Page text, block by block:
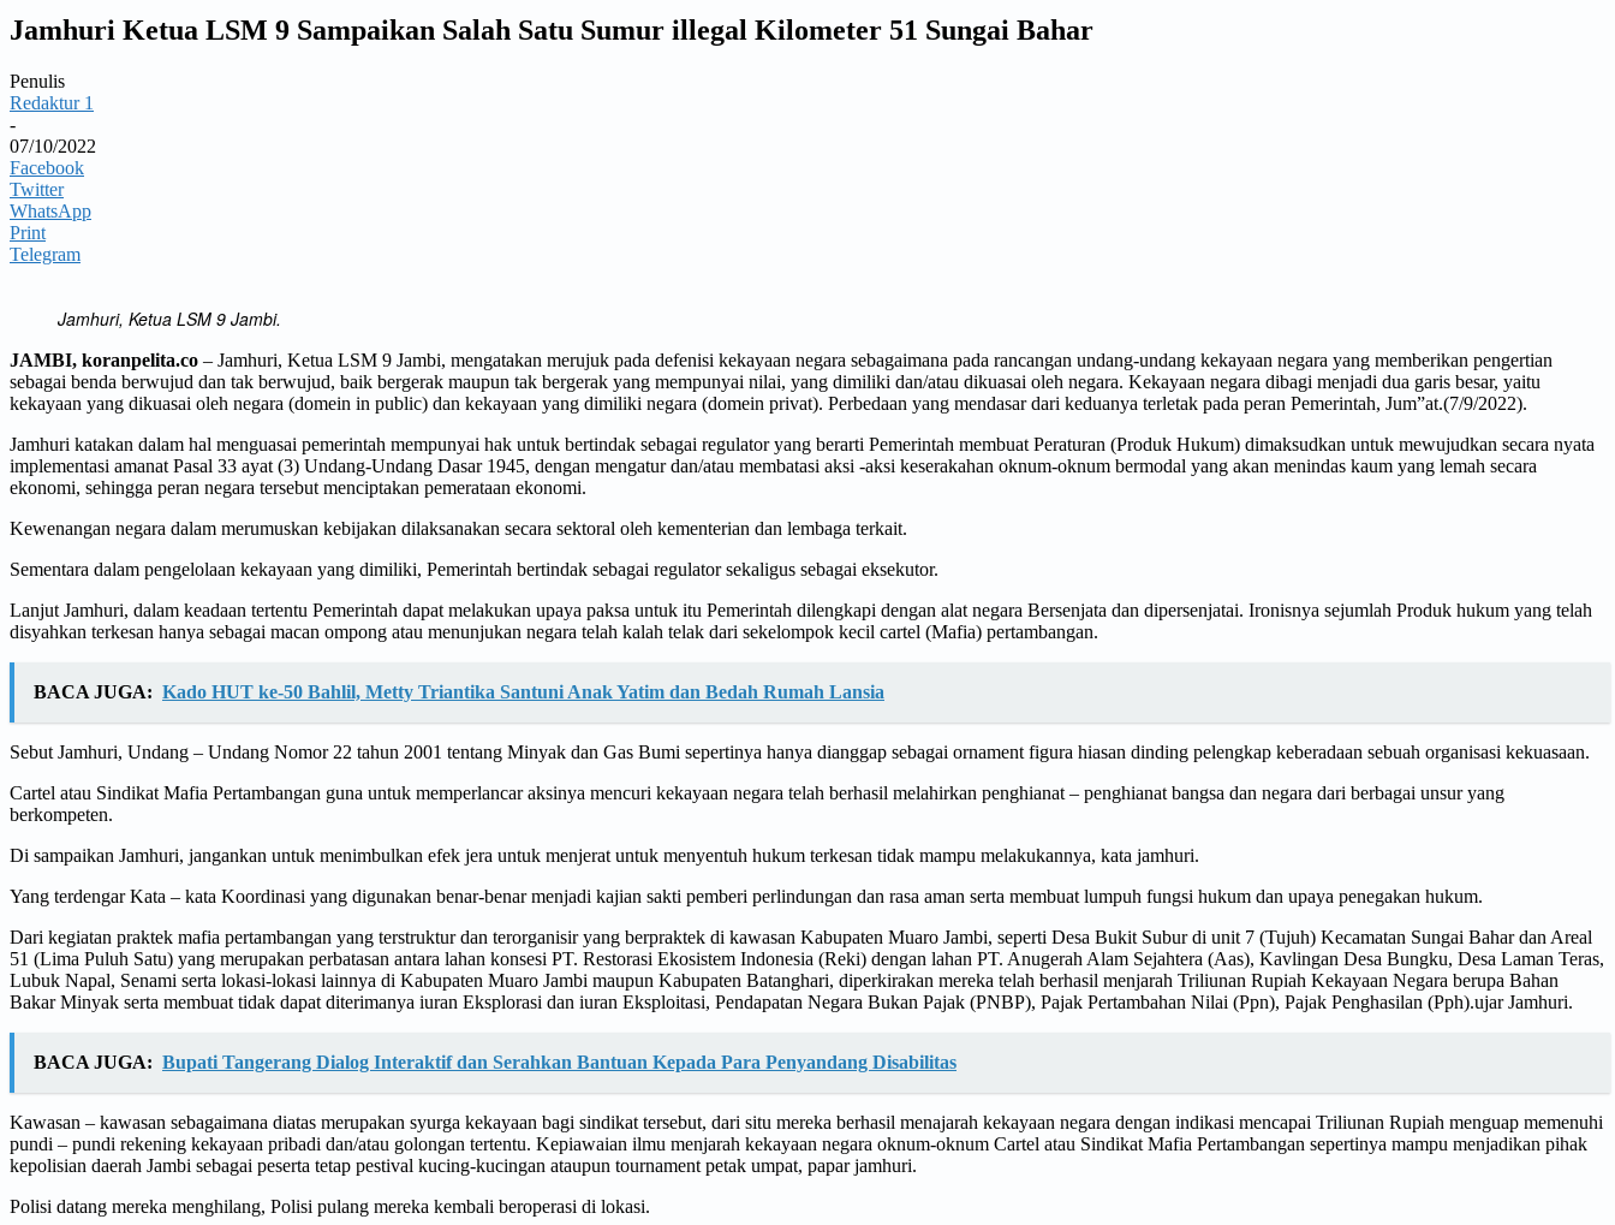
Jamhuri Ketua LSM 9 Sampaikan Salah Satu Sumur illegal Kilometer 51 Sungai Bahar
Penulis
Redaktur 1
-
07/10/2022
Facebook
Twitter
WhatsApp
Print
Telegram
Jamhuri, Ketua LSM 9 Jambi.
JAMBI, koranpelita.co – Jamhuri, Ketua LSM 9 Jambi, mengatakan merujuk pada defenisi kekayaan negara sebagaimana pada rancangan undang-undang kekayaan negara yang memberikan pengertian
sebagai benda berwujud dan tak berwujud, baik bergerak maupun tak bergerak yang mempunyai nilai, yang dimiliki dan/atau dikuasai oleh negara. Kekayaan negara dibagi menjadi dua garis besar, yaitu
kekayaan yang dikuasai oleh negara (domein in public) dan kekayaan yang dimiliki negara (domein privat). Perbedaan yang mendasar dari keduanya terletak pada peran Pemerintah, Jum”at.(7/9/2022).
Jamhuri katakan dalam hal menguasai pemerintah mempunyai hak untuk bertindak sebagai regulator yang berarti Pemerintah membuat Peraturan (Produk Hukum) dimaksudkan untuk mewujudkan secara nyata
implementasi amanat Pasal 33 ayat (3) Undang-Undang Dasar 1945, dengan mengatur dan/atau membatasi aksi -aksi keserakahan oknum-oknum bermodal yang akan menindas kaum yang lemah secara
ekonomi, sehingga peran negara tersebut menciptakan pemerataan ekonomi.
Kewenangan negara dalam merumuskan kebijakan dilaksanakan secara sektoral oleh kementerian dan lembaga terkait.
Sementara dalam pengelolaan kekayaan yang dimiliki, Pemerintah bertindak sebagai regulator sekaligus sebagai eksekutor.
Lanjut Jamhuri, dalam keadaan tertentu Pemerintah dapat melakukan upaya paksa untuk itu Pemerintah dilengkapi dengan alat negara Bersenjata dan dipersenjatai. Ironisnya sejumlah Produk hukum yang telah
disyahkan terkesan hanya sebagai macan ompong atau menunjukan negara telah kalah telak dari sekelompok kecil cartel (Mafia) pertambangan.
BACA JUGA: Kado HUT ke-50 Bahlil, Metty Triantika Santuni Anak Yatim dan Bedah Rumah Lansia
Sebut Jamhuri, Undang – Undang Nomor 22 tahun 2001 tentang Minyak dan Gas Bumi sepertinya hanya dianggap sebagai ornament figura hiasan dinding pelengkap keberadaan sebuah organisasi kekuasaan.
Cartel atau Sindikat Mafia Pertambangan guna untuk memperlancar aksinya mencuri kekayaan negara telah berhasil melahirkan penghianat – penghianat bangsa dan negara dari berbagai unsur yang
berkompeten.
Di sampaikan Jamhuri, jangankan untuk menimbulkan efek jera untuk menjerat untuk menyentuh hukum terkesan tidak mampu melakukannya, kata jamhuri.
Yang terdengar Kata – kata Koordinasi yang digunakan benar-benar menjadi kajian sakti pemberi perlindungan dan rasa aman serta membuat lumpuh fungsi hukum dan upaya penegakan hukum.
Dari kegiatan praktek mafia pertambangan yang terstruktur dan terorganisir yang berpraktek di kawasan Kabupaten Muaro Jambi, seperti Desa Bukit Subur di unit 7 (Tujuh) Kecamatan Sungai Bahar dan Areal
51 (Lima Puluh Satu) yang merupakan perbatasan antara lahan konsesi PT. Restorasi Ekosistem Indonesia (Reki) dengan lahan PT. Anugerah Alam Sejahtera (Aas), Kavlingan Desa Bungku, Desa Laman Teras,
Lubuk Napal, Senami serta lokasi-lokasi lainnya di Kabupaten Muaro Jambi maupun Kabupaten Batanghari, diperkirakan mereka telah berhasil menjarah Triliunan Rupiah Kekayaan Negara berupa Bahan
Bakar Minyak serta membuat tidak dapat diterimanya iuran Eksplorasi dan iuran Eksploitasi, Pendapatan Negara Bukan Pajak (PNBP), Pajak Pertambahan Nilai (Ppn), Pajak Penghasilan (Pph).ujar Jamhuri.
BACA JUGA: Bupati Tangerang Dialog Interaktif dan Serahkan Bantuan Kepada Para Penyandang Disabilitas
Kawasan – kawasan sebagaimana diatas merupakan syurga kekayaan bagi sindikat tersebut, dari situ mereka berhasil menajarah kekayaan negara dengan indikasi mencapai Triliunan Rupiah menguap memenuhi
pundi – pundi rekening kekayaan pribadi dan/atau golongan tertentu. Kepiawaian ilmu menjarah kekayaan negara oknum-oknum Cartel atau Sindikat Mafia Pertambangan sepertinya mampu menjadikan pihak
kepolisian daerah Jambi sebagai peserta tetap pestival kucing-kucingan ataupun tournament petak umpat, papar jamhuri.
Polisi datang mereka menghilang, Polisi pulang mereka kembali beroperasi di lokasi.